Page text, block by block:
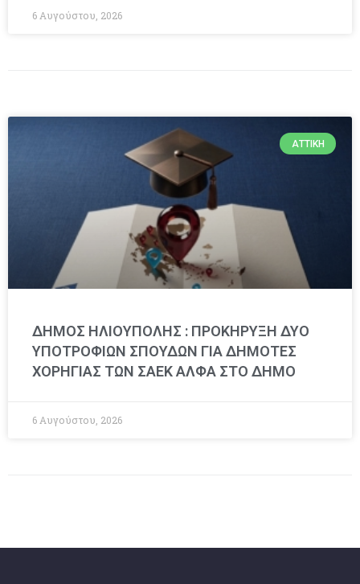
6 Αυγούστου, 2026
ΑΤΤΙΚΉ
ΔΗΜΟΣ ΗΛΙΟΥΠΟΛΗΣ : ΠΡΟΚΗΡΥΞΗ ΔΥΟ
ΥΠΟΤΡΟΦΙΩΝ ΣΠΟΥΔΩΝ ΓΙΑ ΔΗΜΟΤΕΣ
ΧΟΡΗΓΙΑΣ ΤΩΝ ΣΑΕΚ ΑΛΦΑ ΣΤΟ ΔΗΜΟ
6 Αυγούστου, 2026